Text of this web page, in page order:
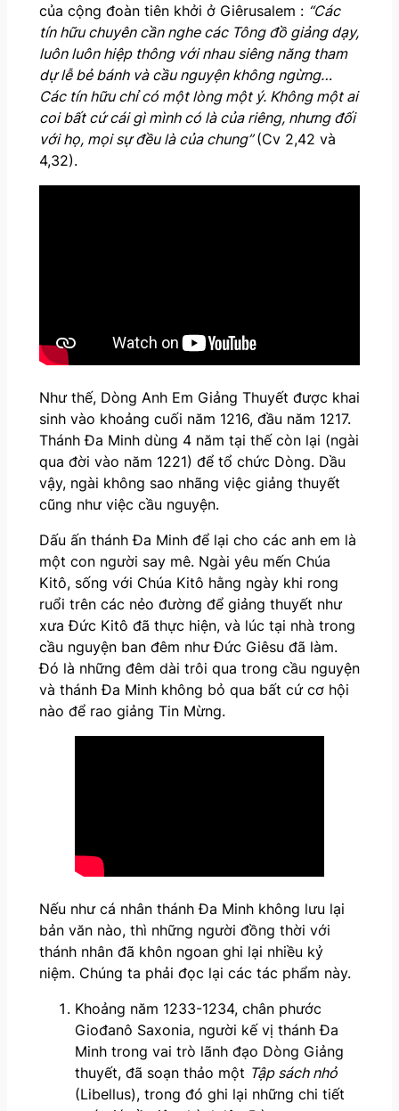
của cộng đoàn tiên khởi ở Giêrusalem : “Các
tín hữu chuyên cần nghe các Tông đồ giảng dạy,
luôn luôn hiệp thông với nhau siêng năng tham
dự lễ bẻ bánh và cầu nguyện không ngừng…
Các tín hữu chỉ có một lòng một ý. Không một ai
coi bất cứ cái gì mình có là của riêng, nhưng đối
với họ, mọi sự đều là của chung”(Cv 2,42 và
4,32).
Như thế, Dòng Anh Em Giảng Thuyết được khai
sinh vào khoảng cuối năm 1216, đầu năm 1217.
Thánh Đa Minh dùng 4 năm tại thế còn lại (ngài
qua đời vào năm 1221) để tổ chức Dòng. Dầu
vậy, ngài không sao nhãng việc giảng thuyết
cũng như việc cầu nguyện.
Dấu ấn thánh Đa Minh để lại cho các anh em là
một con người say mê. Ngài yêu mến Chúa
Kitô, sống với Chúa Kitô hằng ngày khi rong
ruổi trên các nẻo đường để giảng thuyết như
xưa Đức Kitô đã thực hiện, và lúc tại nhà trong
cầu nguyện ban đêm như Đức Giêsu đã làm.
Đó là những đêm dài trôi qua trong cầu nguyện
và thánh Đa Minh không bỏ qua bất cứ cơ hội
nào để rao giảng Tin Mừng.
Nếu như cá nhân thánh Đa Minh không lưu lại
bản văn nào, thì những người đồng thời với
thánh nhân đã khôn ngoan ghi lại nhiều kỷ
niệm. Chúng ta phải đọc lại các tác phẩm này.
Khoảng năm 1233-1234, chân phước
Giođanô Saxonia, người kế vị thánh Đa
Minh trong vai trò lãnh đạo Dòng Giảng
thuyết, đã soạn thảo một Tập sách nhỏ
(Libellus), trong đó ghi lại những chi tiết